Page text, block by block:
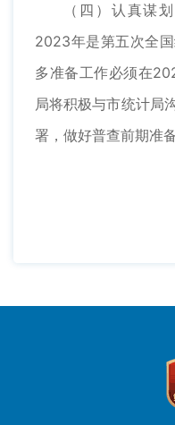
（四）认真谋
2023年是第五次全
多准备工作必须在
局将积极与市统计局
署，做好普查前期准备